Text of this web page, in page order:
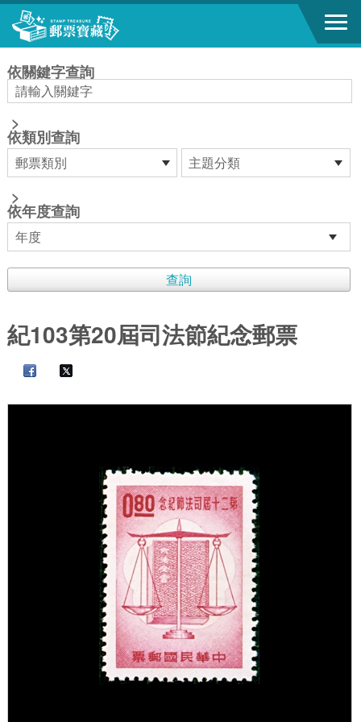
跳到主要內容區塊
依關鍵字查詢
>
依類別查詢
>
依年度查詢
紀103第20屆司法節紀念郵票